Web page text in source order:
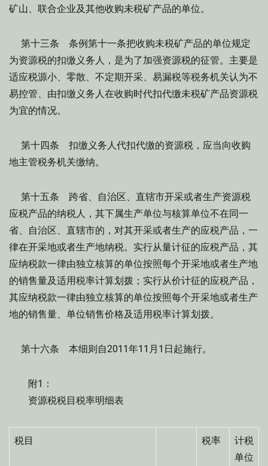
矿山、联合企业及其他收购未税矿产品的单位。
第十三条 条例第十一条把收购未税矿产品的单位规定
为资源税的扣缴义务人，是为了加强资源税的征管。主要是
适应税源小、零散、不定期开采、易漏税等税务机关认为不
易控管、由扣缴义务人在收购时代扣代缴未税矿产品资源税
为宜的情况。
第十四条 扣缴义务人代扣代缴的资源税，应当向收购
地主管税务机关缴纳。
第十五条 跨省、自治区、直辖市开采或者生产资源税
应税产品的纳税人，其下属生产单位与核算单位不在同一
省、自治区、直辖市的，对其开采或者生产的应税产品，一
律在开采地或者生产地纳税。实行从量计征的应税产品，其
应纳税款一律由独立核算的单位按照每个开采地或者生产地
的销售量及适用税率计算划拨；实行从价计征的应税产品，
其应纳税款一律由独立核算的单位按照每个开采地或者生产
地的销售量、单位销售价格及适用税率计算划拨。
第十六条 本细则自2011年11月1日起施行。
附1：
资源税税目税率明细表
税目 税率
计税
单位